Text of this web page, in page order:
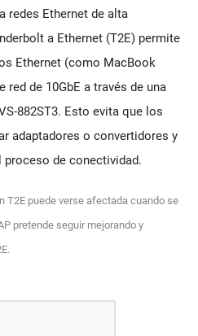
redes Ethernet de alta
a Ethernet (T2E) permite
Ethernet (como MacBook
de 10GbE a través de una
882ST3. Esto evita que los
adaptadores o convertidores y
de conectividad.
T2E puede verse afectada cuando se
pretende seguir mejorando y